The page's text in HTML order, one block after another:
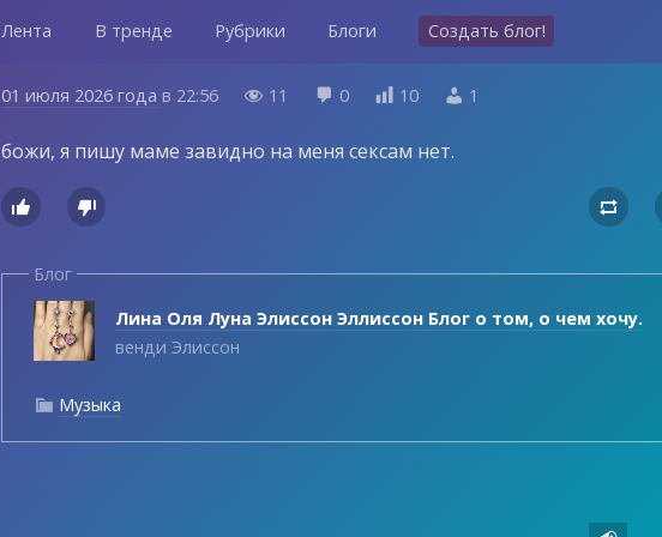
Лента В тренде Рубрики Блоги Создать блог!
01 июля 2026 года в 22:56  11  0  10  1
божи, я пишу маме завидно на меня сексам нет.
  
Блог
Лина Оля Луна Элиссон Эллиссон Блог о том, о чем хочу.
венди Элиссон
 Музыка